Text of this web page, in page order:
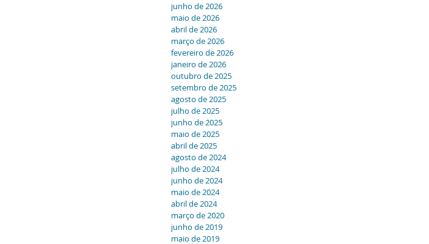
junho de 2026
maio de 2026
abril de 2026
março de 2026
fevereiro de 2026
janeiro de 2026
outubro de 2025
setembro de 2025
agosto de 2025
julho de 2025
junho de 2025
maio de 2025
abril de 2025
agosto de 2024
julho de 2024
junho de 2024
maio de 2024
abril de 2024
março de 2020
junho de 2019
maio de 2019